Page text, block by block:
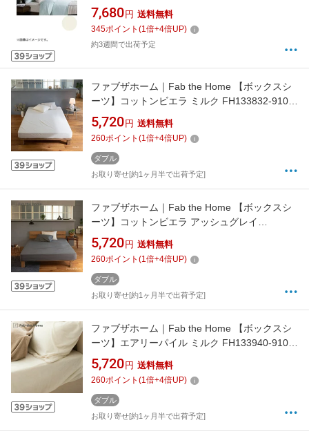
100%/140×195×35cm/キナリ) フランスベッド
7,680 円 送料無料
345ポイント (1倍+4倍UP)
約3週間で出荷予定
ファブザホーム｜Fab the Home 【ボックスシ
ーツ】コットンビエラ ミルク FH133832-910
[ダブルサイズ]
5,720 円 送料無料
260ポイント (1倍+4倍UP)
ダブル
お取り寄せ[約1ヶ月半で出荷予定]
ファブザホーム｜Fab the Home 【ボックスシ
ーツ】コットンビエラ アッシュグレイ
FH133832-170 [ダブルサイズ]
5,720 円 送料無料
260ポイント (1倍+4倍UP)
ダブル
お取り寄せ[約1ヶ月半で出荷予定]
ファブザホーム｜Fab the Home 【ボックスシ
ーツ】エアリーパイル ミルク FH133940-910
[ダブルサイズ]
5,720 円 送料無料
260ポイント (1倍+4倍UP)
ダブル
お取り寄せ[約1ヶ月半で出荷予定]